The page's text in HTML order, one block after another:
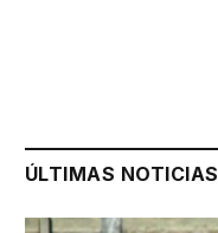
ÚLTIMAS NOTICIAS